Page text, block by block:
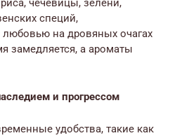
чечевицы, зелени,
специй,
на дровяных очагах
замедляется, а ароматы
и прогрессом
удобства, такие как